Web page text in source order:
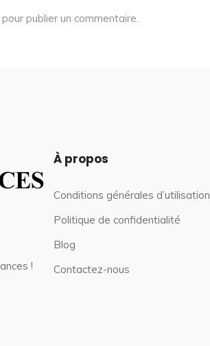
pour publier un commentaire.
!
À propos
Conditions générales d’utilisation
Politique de confidentialité
Blog
Contactez-nous